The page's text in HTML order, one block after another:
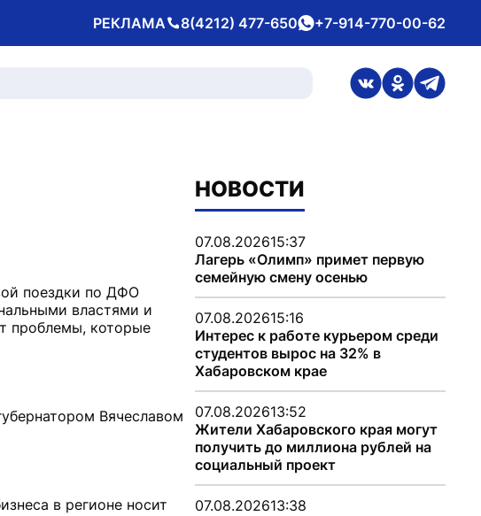
РЕКЛАМА
Телефон 8(4212) 477-650whatsApp
+7-914-770-00-62
ссылка на
ссылка на
поездки по ДФО
властями и
проблемы, которые
Вячеславом
в регионе носит
НОВОСТИ
07.08.202615:37
Лагерь «Олимп» примет первую
семейную смену осенью
07.08.202615:16
Интерес к работе курьером среди
студентов вырос на 32% в
Хабаровском крае
07.08.202613:52
Жители Хабаровского края могут
получить до миллиона рублей на
социальный проект
07.08.202613:38